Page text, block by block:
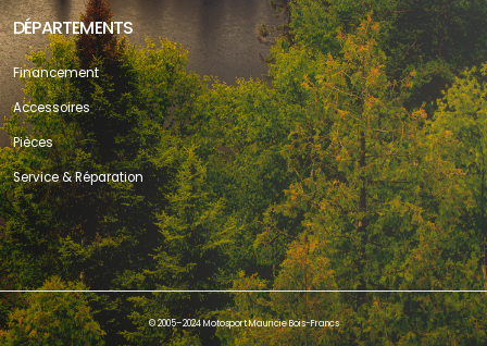
DÉPARTEMENTS
Financement
Accessoires
Pièces
Service & Réparation
© 2005–2024 Motosport Mauricie Bois-Francs